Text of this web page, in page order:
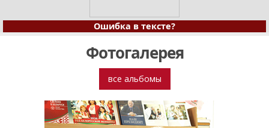
Ошибка в тексте?
Фотогалерея
все альбомы